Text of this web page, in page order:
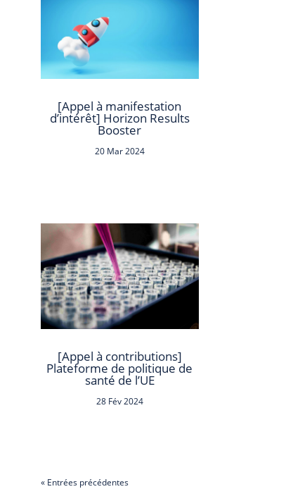
[Appel à manifestation
d’intérêt] Horizon Results
Booster
20 Mar 2024
[Appel à contributions]
Plateforme de politique de
santé de l’UE
28 Fév 2024
« Entrées précédentes